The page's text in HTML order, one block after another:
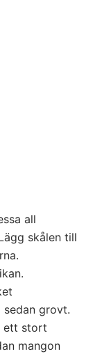
all
skålen till
grovt.
ett stort
mangon